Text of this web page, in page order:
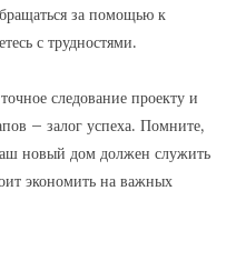
за помощью к
с трудностями.
следование проекту и
– залог успеха. Помните,
новый дом должен служить
экономить на важных